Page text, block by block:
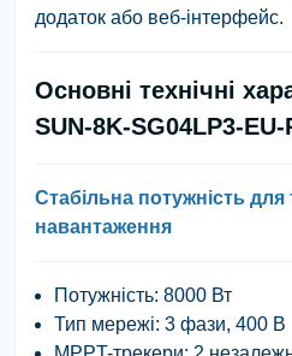
додаток або веб-інтерфейс.
Основні технічні
SUN-8K-SG04LP3-EU-
Стабільна потужність
навантаження
Потужність: 8000 Вт
Тип мережі: 3 фази, 400 В